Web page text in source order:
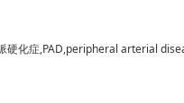
硬化症,PAD,peripheral arterial